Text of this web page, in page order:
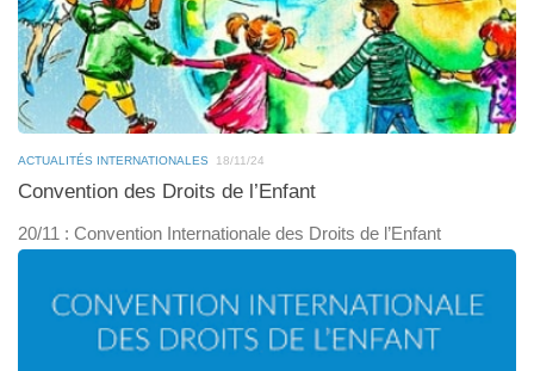
ACTUALITÉS INTERNATIONALES 18/11/24
Convention des Droits de l’Enfant
20/11 : Convention Internationale des Droits de l’Enfant